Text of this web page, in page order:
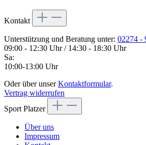
Kontakt
Unterstützung und Beratung unter: 02274 -
09:00 - 12:30 Uhr / 14:30 - 18:30 Uhr
Sa:
10:00-13:00 Uhr
Oder über unserKontaktformular.
Vertrag widerrufen
Sport Platzer
Über uns
Impressum